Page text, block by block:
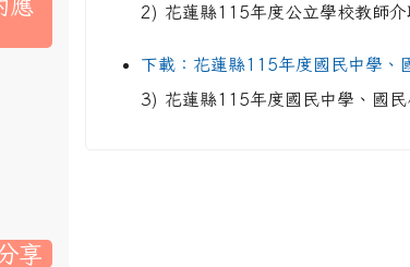
2) 花蓮縣115年度公立學校教師
下載：花蓮縣115年度國民中學、
3) 花蓮縣115年度國民中學、國
modules/tad_assignment/
modules/tad_assignment/
modules/tadnews/page.php?ncsn=51
modules/tadnews/page.php?ncsn=81
design/DAG1u-ovpMc/0yPmK-
享